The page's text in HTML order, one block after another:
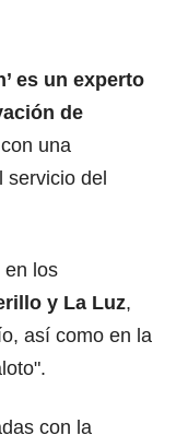
es un experto
de
una
servicio del
en los
y La Luz,
así como en la
con la